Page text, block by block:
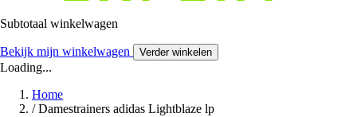
Subtotaal winkelwagen
Bekijk mijn winkelwagen Verder winkelen
Loading...
Home
/ Damestrainers adidas Lightblaze lp